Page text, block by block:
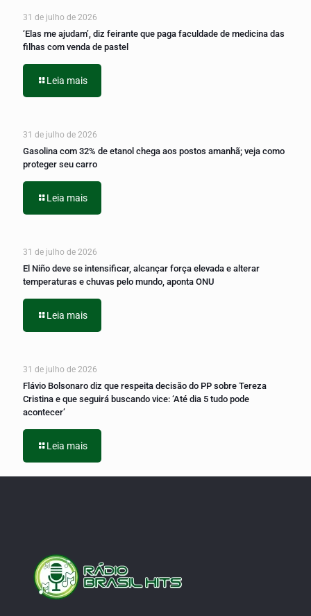
31 de julho de 2026
‘Elas me ajudam’, diz feirante que paga faculdade de medicina das
filhas com venda de pastel
Leia mais
31 de julho de 2026
Gasolina com 32% de etanol chega aos postos amanhã; veja como
proteger seu carro
Leia mais
31 de julho de 2026
El Niño deve se intensificar, alcançar força elevada e alterar
temperaturas e chuvas pelo mundo, aponta ONU
Leia mais
31 de julho de 2026
Flávio Bolsonaro diz que respeita decisão do PP sobre Tereza
Cristina e que seguirá buscando vice: ‘Até dia 5 tudo pode
acontecer’
Leia mais